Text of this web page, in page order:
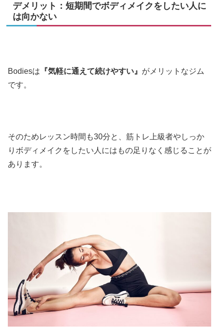
デメリット：短期間でボディメイクをしたい人に
は向かない
Bodiesは 『気軽に通えて続けやすい』 がメリットなジム
です。
そのためレッスン時間も30分と、筋トレ上級者やしっか
りボディメイクをしたい人にはもの足りなく感じることが
あります。